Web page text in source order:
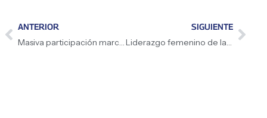
ANTERIOR
Masiva participación marca la Consulta Popular Nacional 2026 en el estado Zulia
SIGUIENTE
Liderazgo femenino de las Comunas protagoniza la Gran Consulta Popular Nacional 2026